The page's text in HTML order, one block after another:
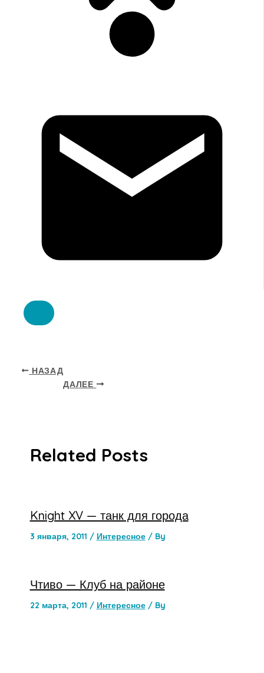
НАЗАД
ДАЛЕЕ
Related Posts
Knight XV — танк для города
3 января, 2011 / Интересное/ By
Чтиво — Клуб на районе
22 марта, 2011 / Интересное/ By